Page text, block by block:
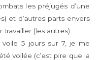
les préjugés d’une
et d’autres parts envers
(les autres).
5 jours sur 7, je me
voilée (c’est pire que la